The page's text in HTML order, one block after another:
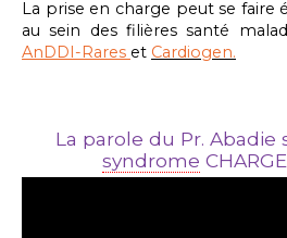
La prise en charge peut se faire
au sein des filières santé
AnDDI-Rares et Cardiogen.
La parole du Pr. Abadie
syndrome CHARGE